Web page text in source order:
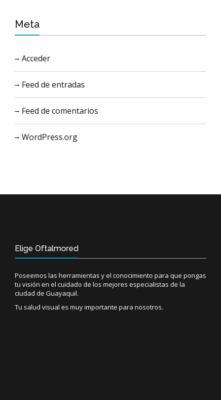
Meta
Acceder
Feed de entradas
Feed de comentarios
WordPress.org
Elige Oftalmored
Poseemos las herramientas y el conocimiento para que pongas
tu visión en el cuidado de los mejores especialistas de la
ciudad de Guayaquil.
Tu salud visual es muy importante para nosotros.